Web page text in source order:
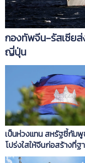
กองทัพจีน-รัสเซียส่
ญี่ปุ่น
เป็นห่วงแทน สหรัฐชี้กัมพู
โปร่งใสให้จีนก่อสร้างที่
เรือเรียม